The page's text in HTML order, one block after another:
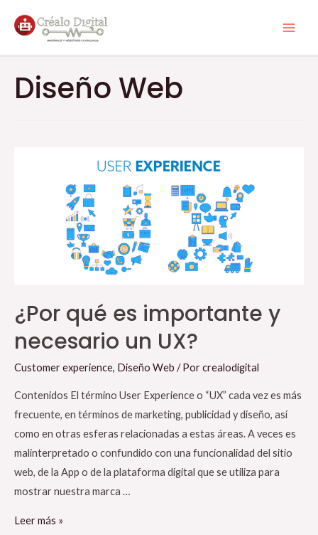
Diseño Web
¿Por qué es importante y
necesario un UX?
Customer experience, Diseño Web / Porcrealodigital
Contenidos El término User Experience o “UX” cada vez es más
frecuente, en términos de marketing, publicidad y diseño, así
como en otras esferas relacionadas a estas áreas. A veces es
malinterpretado o confundido con una funcionalidad del sitio
web, de la App o de la plataforma digital que se utiliza para
mostrar nuestra marca …
Leer más »